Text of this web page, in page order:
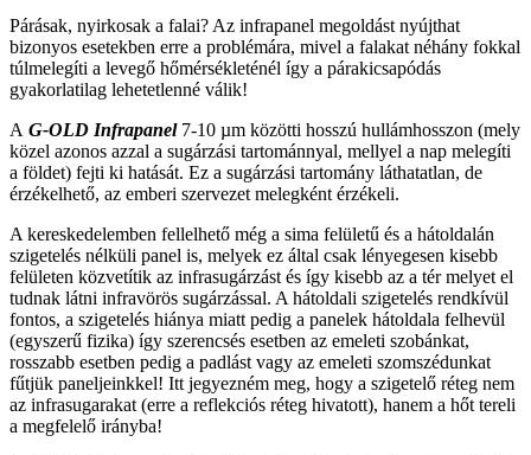
Párásak, nyirkosak a falai? Az infrapanel megoldást nyújthat
bizonyos esetekben erre a problémára, mivel a falakat néhány fokkal
túlmelegíti a levegő hőmérsékleténél így a párakicsapódás
gyakorlatilag lehetetlenné válik!
A G-OLD Infrapanel7-10 µm közötti hosszú hullámhosszon (mely
közel azonos azzal a sugárzási tartománnyal, mellyel a nap melegíti
a földet) fejti ki hatását. Ez a sugárzási tartomány láthatatlan, de
érzékelhető, az emberi szervezet melegként érzékeli.
A kereskedelemben fellelhető még a sima felületű és a hátoldalán
szigetelés nélküli panel is, melyek ez által csak lényegesen kisebb
felületen közvetítik az infrasugárzást és így kisebb az a tér melyet el
tudnak látni infravörös sugárzással. A hátoldali szigetelés rendkívül
fontos, a szigetelés hiánya miatt pedig a panelek hátoldala felhevül
(egyszerű fizika) így szerencsés esetben az emeleti szobánkat,
rosszabb esetben pedig a padlást vagy az emeleti szomszédunkat
fűtjük paneljeinkkel! Itt jegyezném meg, hogy a szigetelő réteg nem
az infrasugarakat (erre a reflekciós réteg hivatott), hanem a hőt tereli
a megfelelő irányba!